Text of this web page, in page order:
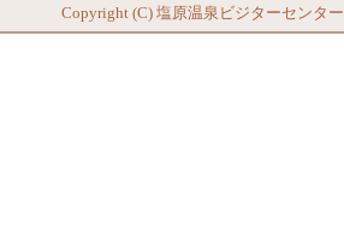
Copyright (C)塩原温泉ビジターセンター